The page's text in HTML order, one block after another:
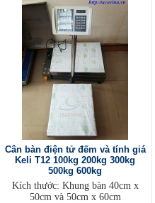
Cân bàn điện tử đếm và tính giá
Keli T12 100kg 200kg 300kg
500kg 600kg
Kích thước: Khung bàn 40cm x
50cm và 50cm x 60cm